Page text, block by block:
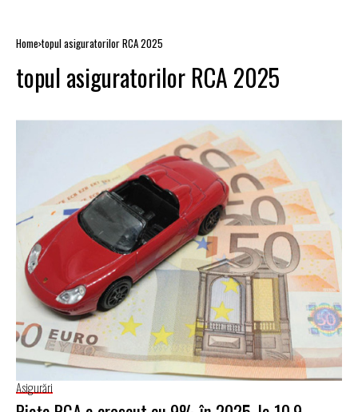
Home topul asiguratorilor RCA 2025
topul asiguratorilor RCA 2025
Asigurări